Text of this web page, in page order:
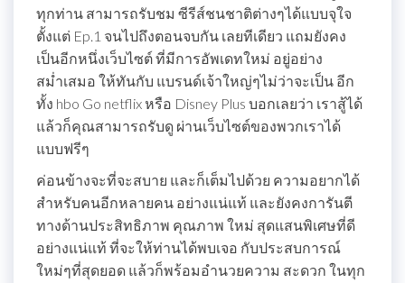
ทุกท่าน สามารถรับชม ซีรีส์ชนชาติต่างๆได้แบบจุใจ
ตั้งแต่ Ep.1 จนไปถึงตอนจบกัน เลยทีเดียว แถมยังคง
เป็นอีกหนึ่งเว็บไซต์ ที่มีการอัพเดทใหม่ อยู่อย่าง
สม่ำเสมอ ให้ทันกับ แบรนด์เจ้าใหญ่ๆไม่ว่าจะเป็น อีก
ทั้ง hbo Go netflix หรือ Disney Plus บอกเลยว่า เราสู้ได้
แล้วก็คุณสามารถรับดู ผ่านเว็บไซต์ของพวกเราได้
แบบฟรีๆ
ค่อนข้างจะที่จะสบาย และก็เต็มไปด้วย ความอยากได้
สำหรับคนอีกหลายคน อย่างแน่แท้ และยังคงการันตี
ทางด้านประสิทธิภาพ คุณภาพ ใหม่ สุดแสนพิเศษที่ดี
อย่างแน่แท้ ที่จะให้ท่านได้พบเจอ กับประสบการณ์
ใหม่ๆที่สุดยอด แล้วก็พร้อมอำนวยความ สะดวก ในทุก